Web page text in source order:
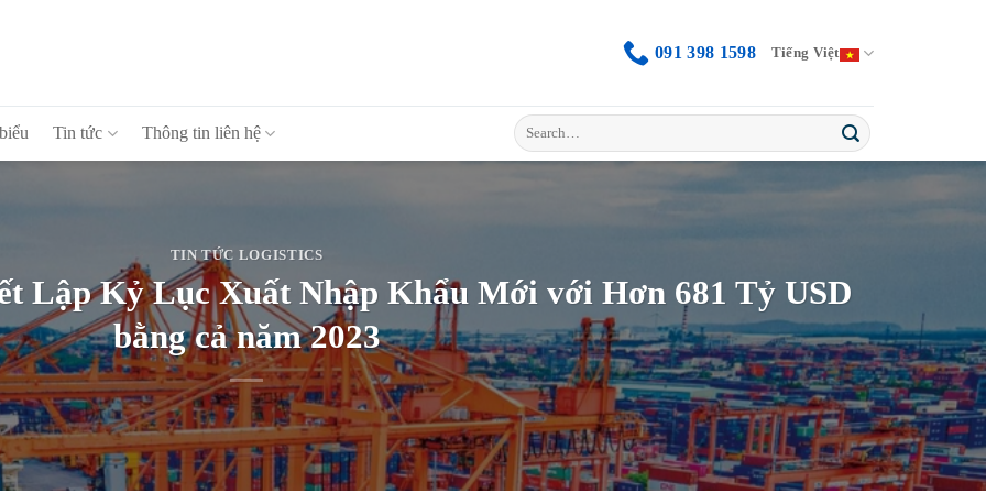
091 398 1598 Tiếng Việt
Tin tức Thông tin liên hệ
TIN TỨC LOGISTICS
Lập Kỷ Lục Xuất Nhập Khẩu Mới với Hơn 681 Tỷ USD
bằng cả năm 2023